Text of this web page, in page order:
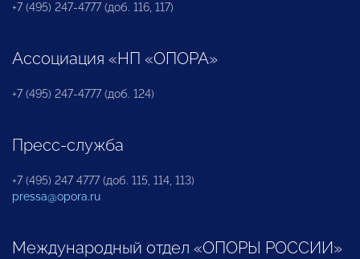
+7 (495) 247-4777 (доб. 116, 117)
Ассоциация «НП «ОПОРА»
+7 (495) 247-4777 (доб. 124)
Пресс-служба
+7 (495) 247 4777 (доб. 115, 114, 113)
pressa@opora.ru
Международный отдел «ОПОРЫ РОССИИ»